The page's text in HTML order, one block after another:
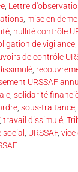
Lettre
mise en
nullité contrôle
de vigilance
de contrôle
URSSAF
solidarité
sous-traitance
, travail dissimulé
social URSSAF, vice